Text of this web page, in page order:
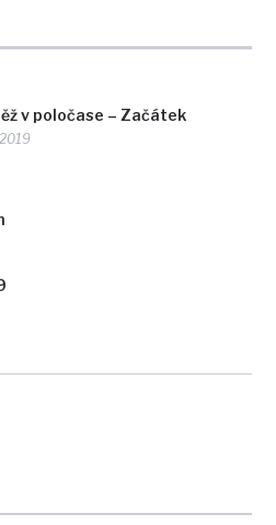
v poločase – Začátek